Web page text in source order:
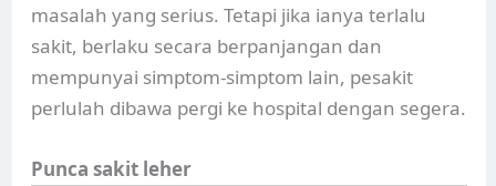
masalah yang serius. Tetapi jika ianya terlalu
sakit, berlaku secara berpanjangan dan
mempunyai simptom-simptom lain, pesakit
perlulah dibawa pergi ke hospital dengan segera.
Punca sakit leher